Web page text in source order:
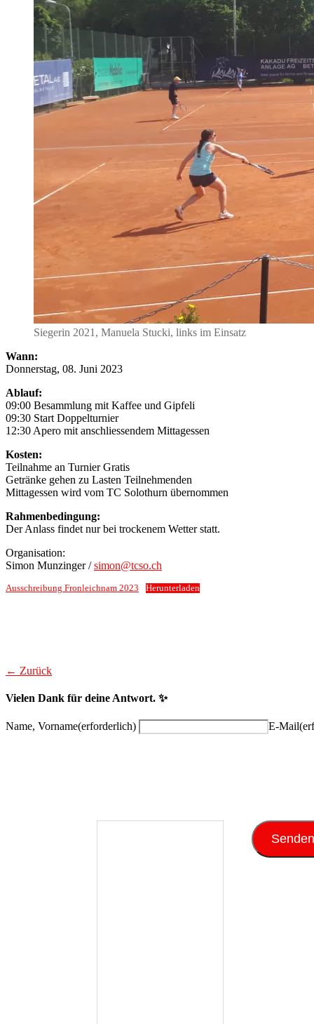
Siegerin 2021, Manuela Stucki, links im Einsatz
Wann:
Donnerstag, 08. Juni 2023
Ablauf:
09:00 Besammlung mit Kaffee und Gipfeli
09:30 Start Doppelturnier
12:30 Apero mit anschliessendem Mittagessen
Kosten:
Teilnahme an Turnier Gratis
Getränke gehen zu Lasten Teilnehmenden
Mittagessen wird vom TC Solothurn übernommen
Rahmenbedingung:
Der Anlass findet nur bei trockenem Wetter statt.
Organisation:
Simon Munzinger /simon@tcso.ch
Ausschreibung Fronleichnam 2023 Herunterladen
← Zurück
Vielen Dank für deine Antwort. ✨
Name, Vorname(erforderlich) E-Mail
Senden